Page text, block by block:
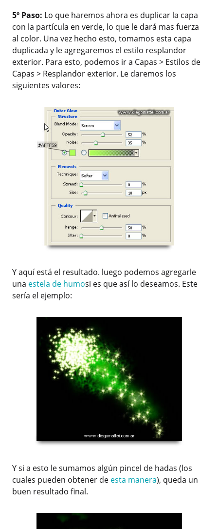
5º Paso: Lo que haremos ahora es duplicar la capa
con la partícula en verde, lo que le dará mas fuerza
al color. Una vez hecho esto, tomamos esta capa
duplicada y le agregaremos el estilo resplandor
exterior. Para esto, podemos ir a Capas > Estilos de
Capas > Resplandor exterior. Le daremos los
siguientes valores:
Y aquí está el resultado. luego podemos agregarle
una estela de humosi es que así lo deseamos. Este
sería el ejemplo:
Y si a esto le sumamos algún pincel de hadas (los
cuales pueden obtener de esta manera), queda un
buen resultado final.